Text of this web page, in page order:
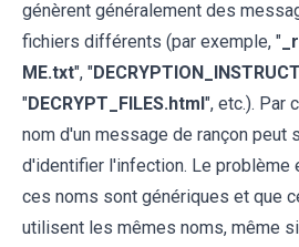
génèrent généralement des
fichiers différents (par exemple, "
ME.txt", "
"DECRYPT_FILES.html ", etc.). Par
nom d'un message de rançon peut
d'identifier l'infection. Le problème
ces noms sont génériques et que
utilisent les mêmes noms, même